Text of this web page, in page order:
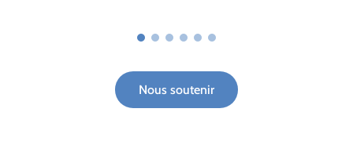
Nous soutenir